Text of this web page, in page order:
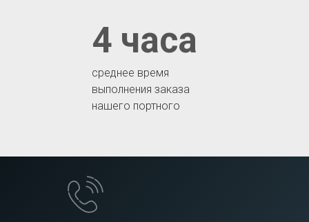
среднее время
выполнения заказа
нашего портного
4 часа